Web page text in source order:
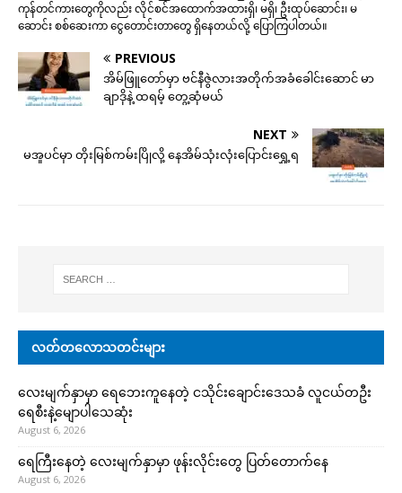
ကုန်တင်ကားတွေကိုလည်း လိုင်စင်အထောက်အထားရှိ၊ မရှိ၊ ဦးထုပ်ဆောင်း၊ မ
ဆောင်း စစ်ဆေးကာ ငွေတောင်းတာတွေ ရှိနေတယ်လို့ ပြောကြပါတယ်။
PREVIOUS
အိမ်ဖြူတော်မှာ ဗင်နီဇွဲလားအတိုက်အခံခေါင်းဆောင် မာ
ချာဒိုနဲ့ ထရမ့် တွေ့ဆုံမယ်
NEXT
မအူပင်မှာ တိုးမြစ်ကမ်းပြိုလို့ နေအိမ်သုံးလုံးပြောင်းရွှေ့ရ
လတ်တလောသတင်းများ
လေးမျက်နှာမှာ ရေဘေးကူနေတဲ့ ငသိုင်းချောင်းဒေသခံ လူငယ်တဦး
ရေစီးနဲ့မျောပါသေဆုံး
August 6, 2026
ရေကြီးနေတဲ့ လေးမျက်နှာမှာ ဖုန်းလိုင်းတွေ ပြတ်တောက်နေ
August 6, 2026